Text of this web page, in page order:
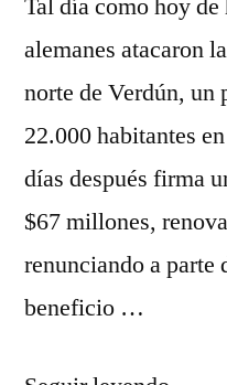
Tal día como hoy de
alemanes atacaron
norte de Verdún,
22.000 habitantes
días después firma
$67 millones,
renunciando a parte
beneficio …